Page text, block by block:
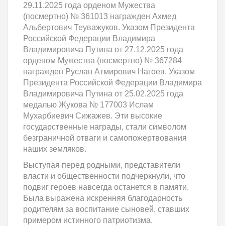
29.11.2025 года орденом Мужества
(посмертно) № 361013 награжден Ахмед
Альбертович Теуважуков. Указом Президента
Российской Федерации Владимира
Владимировича Путина от 27.12.2025 года
орденом Мужества (посмертно) № 367284
награжден Руслан Атмирович Нагоев. Указом
Президента Российской Федерации Владимира
Владимировича Путина от 25.02.2025 года
медалью Жукова № 177003 Ислам
Мухарбиевич Сижажев. Эти высокие
государственные награды, стали символом
безграничной отваги и самопожертвования
наших земляков.
Выступая перед родными, представители
власти и общественности подчеркнули, что
подвиг героев навсегда останется в памяти.
Была выражена искренняя благодарность
родителям за воспитание сыновей, ставших
примером истинного патриотизма.